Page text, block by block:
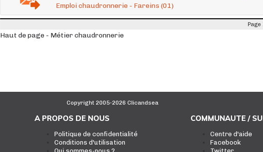
Emploi chaudronnerie - Fareins (01)
Page
Haut de page - Métier chaudronnerie
Copyright 2005-2026 Clicandsea
A PROPOS DE NOUS
Politique de confidentialité
Conditions d'utilisation
COMMUNAUTE /
Centre d'aide
Facebook